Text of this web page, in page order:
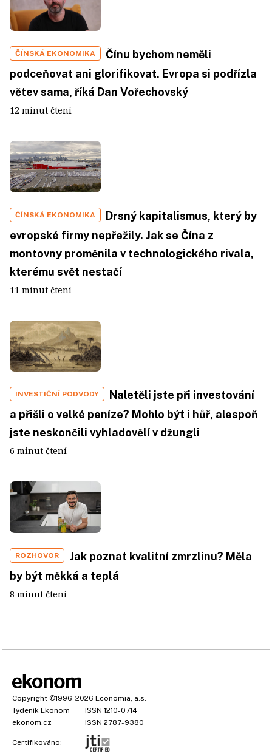
ČÍNSKÁ EKONOMIKA
Čínu bychom neměli
podceňovat ani glorifikovat. Evropa si podřízla
větev sama, říká Dan Vořechovský
12 minut čtení
ČÍNSKÁ EKONOMIKA
Drsný kapitalismus, který by
evropské firmy nepřežily. Jak se Čína z
montovny proměnila v technologického rivala,
kterému svět nestačí
11 minut čtení
INVESTIČNÍ PODVODY
Naletěli jste při investování
a přišli o velké peníze? Mohlo být i hůř, alespoň
jste neskončili vyhladovělí v džungli
6 minut čtení
ROZHOVOR
Jak poznat kvalitní zmrzlinu? Měla
by být měkká a teplá
8 minut čtení
Copyright ©1996-2026 Economia, a.s.
Týdeník Ekonom
ISSN 1210-0714
ekonom.cz
ISSN 2787-9380
Certifikováno: